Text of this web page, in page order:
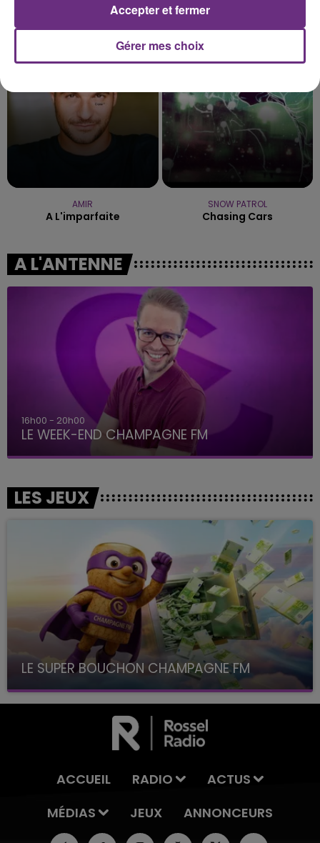
TEDDY SWIMS BRUNO MARS
AMIR
A L'imparfaite
SNOW PATROL
Chasing Cars
A L'ANTENNE
7h00 - 12h00
LE WEEK-END CHAMPAGNE FM
LES JEUX
LE SUPER BOUCHON CHAMPAGNE FM
avec La Famille Champagne FM, à 8H10
ACCUEIL RADIO
ACTUS
MÉDIAS
JEUX ANNONCEURS
Gérer mes choix
Accepter et fermer